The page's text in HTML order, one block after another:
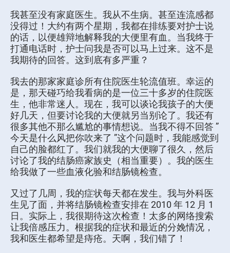
我甚至没有家庭医生。我从不生病。甚至连流感都
没得过！大约有两个星期，我都在排练要对护士说
的话，以便雄辩地解释我的大便里有血。当我终于
打通电话时，护士问我是否可以马上过来。这不是
我期待的回答。这到底有多严重？
我去的那家家庭诊所有住院医生轮流值班。幸运的
是，那天碰巧给我看病的是一位三十多岁的住院医
生，他非常迷人。现在，我可以谈论我孩子的大便
好几天，但要讨论我的大便就另当别论了。我还有
很多其他不那么尴尬的事情想说。当我不得不回答 ”
今天是什么风把你吹来了 ”这个问题时，我能感觉到
自己的脸都红了。我们就我的大便聊了很久，然后
讨论了我的结肠癌家族史（相当重要）。我的医生
给我做了一些血液化验和结肠镜检查。
又过了几周，我的症状每天都在发生。我与外科医
生见了面，并将结肠镜检查安排在 2010 年 12 月 1
日。实际上，我很期待这次检查！太多的网络搜索
让我倍感压力。根据我的症状和最近的分娩情况，
我和医生都希望是痔疮。天啊，我们错了！